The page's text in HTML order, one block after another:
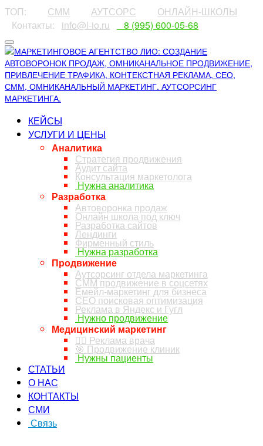
ТОП: СММ АУТСОРС
ОНЛАЙН-ШКОЛЫ
⠀Контакты:⠀ info@l-io.ru ⠀8 (995) 600-05-68
КЕЙСЫ
УСЛУГИ И ЦЕНЫ
Аналитика
Стратегия продвижения
Аудит сайта
Консультация маркетолога
Нужна аналитика
Разработка
Автоворонка продаж
Онлайн школа под ключ
Разработка сайтов
Лендинги
Фирменный стиль
Нужна разработка
Продвижение
Аутсорсинг отдела маркетинга
СММ продвижение в соцсетях
Емейл-маркетинг для бизнеса
СЕО поисковая оптимизация
Реклама в Яндекс и Гугл
Нужно продвижение
Медицинский маркетинг
👨‍⚕️ Реклама врача
🎯 Продвижение клиник
Нужны пациенты
СТАТЬИ
О НАС
КОНТАКТЫ
СМИ
Связь